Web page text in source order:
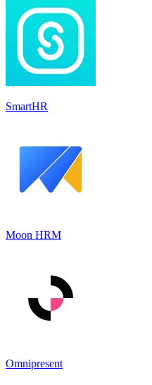
SmartHR
Moon HRM
Omnipresent